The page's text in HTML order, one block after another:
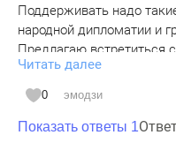
Поддерживать надо
народной дипломатии и
Предлагаю встретиться
Минэкономики, решить,
предприятиям можно
на европейские и
Читать далее
0 эмодзи
Показать ответы 1